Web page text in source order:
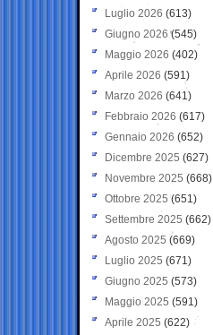
Luglio 2026 (613)
Giugno 2026 (545)
Maggio 2026 (402)
Aprile 2026 (591)
Marzo 2026 (641)
Febbraio 2026 (617)
Gennaio 2026 (652)
Dicembre 2025 (627)
Novembre 2025 (668)
Ottobre 2025 (651)
Settembre 2025 (662)
Agosto 2025 (669)
Luglio 2025 (671)
Giugno 2025 (573)
Maggio 2025 (591)
Aprile 2025 (622)